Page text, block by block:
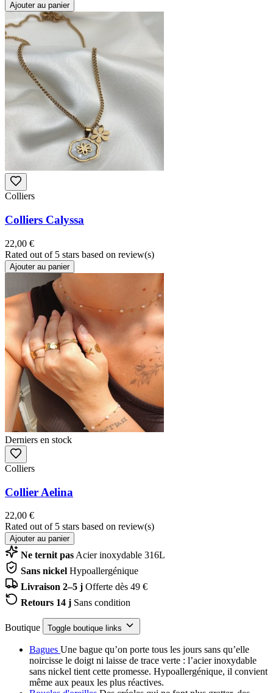
Ajouter au panier
Colliers
Colliers Calyssa
22,00 €
Rated out of 5 stars based on review(s)
Ajouter au panier
Derniers en stock
Colliers
Collier Aelina
22,00 €
Rated out of 5 stars based on review(s)
Ajouter au panier
Ne ternit pas Acier inoxydable 316L
Sans nickel Hypoallergénique
Livraison 2–5 j Offerte dès 49 €
Retours 14 j Sans condition
Boutique Toggle boutique links
Bagues Une bague qu’on porte tous les jours sans qu’elle
noircisse le doigt ni laisse de trace verte : l’acier inoxydable
sans nickel tient cette promesse. Hypoallergénique, il convient
même aux peaux les plus réactives.